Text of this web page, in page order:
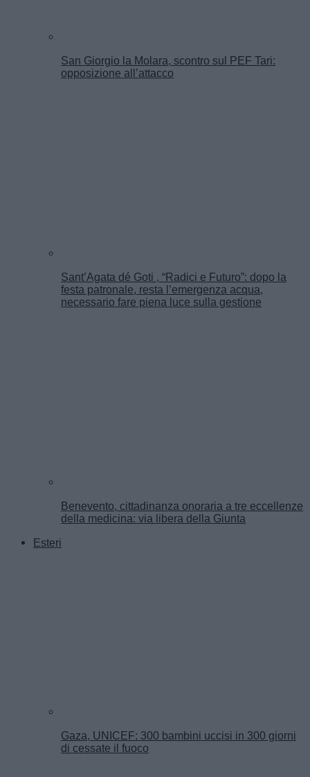
San Giorgio la Molara, scontro sul PEF Tari:
opposizione all’attacco
Sant’Agata dé Goti , “Radici e Futuro”: dopo la
festa patronale, resta l’emergenza acqua,
necessario fare piena luce sulla gestione
Benevento, cittadinanza onoraria a tre eccellenze
della medicina: via libera della Giunta
Esteri
Gaza, UNICEF: 300 bambini uccisi in 300 giorni
di cessate il fuoco